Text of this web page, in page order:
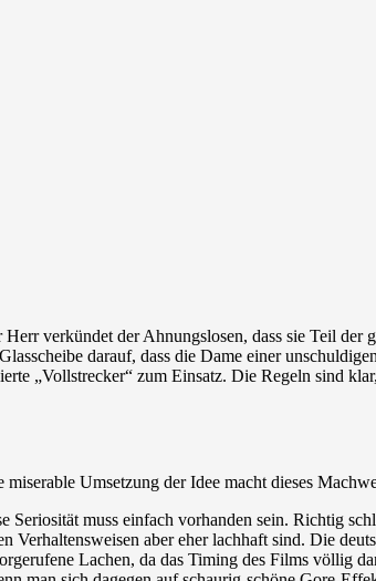
verkündet der Ahnungslosen, dass sie Teil der
darauf, dass die Dame einer
„Vollstrecker“ zum Einsatz. Die Regeln sind
Umsetzung der Idee macht dieses
Seriosität muss einfach vorhanden sein. Richtig
aber eher lachhaft sind. Die
Lachen, da das Timing des Films völlig